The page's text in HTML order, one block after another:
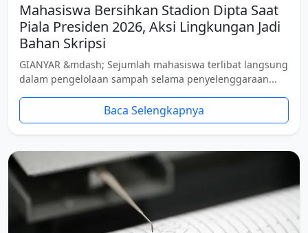
Mahasiswa Bersihkan Stadion Dipta Saat
Piala Presiden 2026, Aksi Lingkungan Jadi
Bahan Skripsi
GIANYAR &mdash; Sejumlah mahasiswa terlibat langsung
dalam pengelolaan sampah selama penyelenggaraan...
Baca Selengkapnya